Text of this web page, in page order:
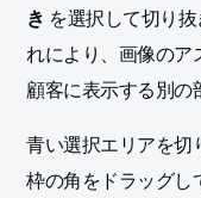
き を選択して切り
れにより、画像の
顧客に表示する別の
青い選択エリアを
枠の角をドラッグし